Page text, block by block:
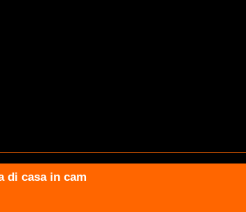
di casa in cam